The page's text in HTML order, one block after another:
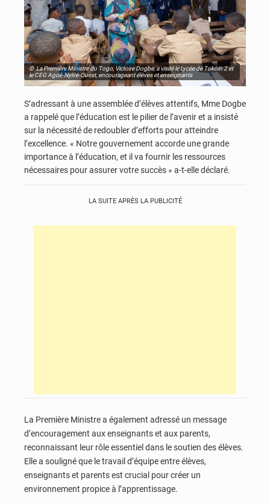
© La Première Ministre du Togo, Victoire Dogbe, a visité le Lycée de Tokoin 2 et
le CEG Agoè-Nyivé-Ouest, encourageant élèves et enseignants
S’adressant à une assemblée d’élèves attentifs, Mme Dogbe
a rappelé que l’éducation est le pilier de l’avenir et a insisté
sur la nécessité de redoubler d’efforts pour atteindre
l’excellence. « Notre gouvernement accorde une grande
importance à l’éducation, et il va fournir les ressources
nécessaires pour assurer votre succès » a-t-elle déclaré.
LA SUITE APRÈS LA PUBLICITÉ
La Première Ministre a également adressé un message
d’encouragement aux enseignants et aux parents,
reconnaissant leur rôle essentiel dans le soutien des élèves.
Elle a souligné que le travail d’équipe entre élèves,
enseignants et parents est crucial pour créer un
environnement propice à l’apprentissage.